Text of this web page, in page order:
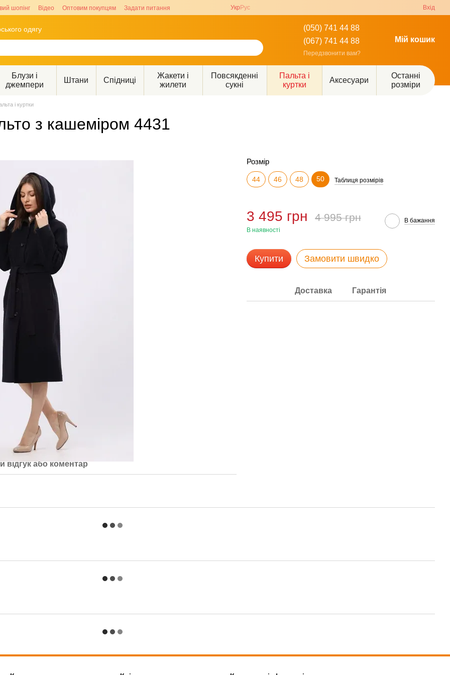
шопінг Відео Оптовим покупцям Задати питання Укр Рус Вхід
одягу
(050) 741 44 88
(067) 741 44 88
Передзвонити вам?
Мій кошик
Блузи і
джемпери
Штани Спідниці
Жакети і
жилети
Повсякденні
сукні
Пальта і
куртки
Аксесуари
Останні
розміри
і куртки
з кашеміром 4431
відгук або коментар
Розмір
44 46 48 50 Таблиця розмірів
3 495 грн 4 995 грн
В наявності
В бажання
Купити Замовити швидко
Доставка Гарантія